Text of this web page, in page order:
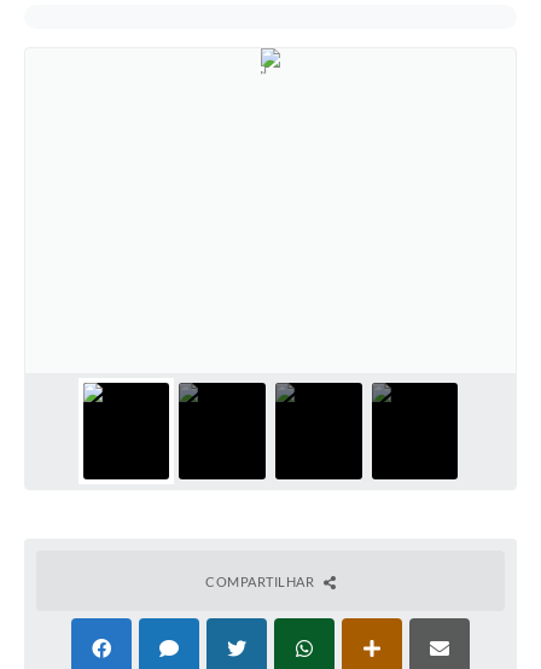
Festival Gastronômico
COMPARTILHAR